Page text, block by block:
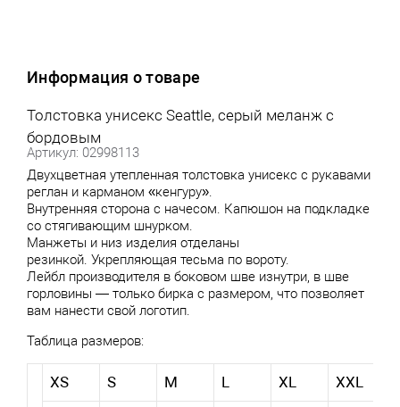
Информация о товаре
Толстовка унисекс Seattle, серый меланж с
бордовым
Артикул: 02998113
Двухцветная утепленная толстовка унисекс с рукавами
реглан и карманом «кенгуру».
Внутренняя сторона с начесом. Капюшон на подкладке
со стягивающим шнурком.
Манжеты и низ изделия отделаны
резинкой. Укрепляющая тесьма по вороту.
Лейбл производителя в боковом шве изнутри, в шве
горловины — только бирка с размером, что позволяет
вам нанести свой логотип.
Таблица размеров:
XS S M L XL XXL